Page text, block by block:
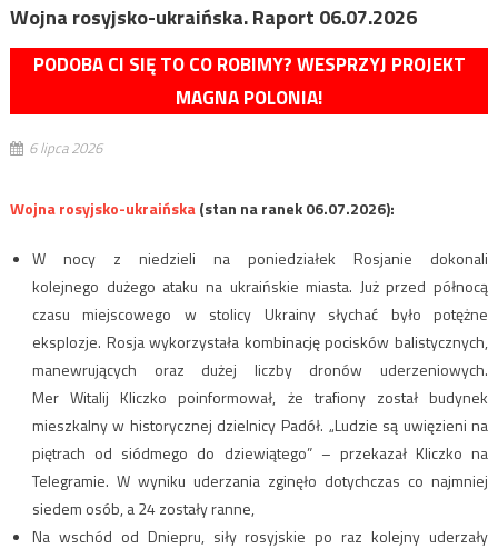
Wojna rosyjsko-ukraińska. Raport 06.07.2026
PODOBA CI SIĘ TO CO ROBIMY? WESPRZYJ PROJEKT
MAGNA POLONIA!
6 lipca 2026
Wojna rosyjsko-ukraińska(stan na ranek 06.07.2026):
W nocy z niedzieli na poniedziałek Rosjanie dokonali
kolejnego dużego ataku na ukraińskie miasta. Już przed północą
czasu miejscowego w stolicy Ukrainy słychać było potężne
eksplozje. Rosja wykorzystała kombinację pocisków balistycznych,
manewrujących oraz dużej liczby dronów uderzeniowych.
Mer Witalij Kliczko poinformował, że trafiony został budynek
mieszkalny w historycznej dzielnicy Padół. „Ludzie są uwięzieni na
piętrach od siódmego do dziewiątego” – przekazał Kliczko na
Telegramie. W wyniku uderzania zginęło dotychczas co najmniej
siedem osób, a 24 zostały ranne,
Na wschód od Dniepru, siły rosyjskie po raz kolejny uderzały